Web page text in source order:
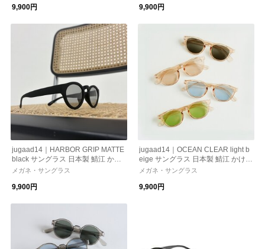
9,900円 9,900円
jugaad14｜HARBOR GRIP MATTE
black サングラス 日本製 鯖江 かけ
心地 ストレスフリー 機能性レン
フト
メガネ・サングラス
9,900円
jugaad14｜OCEAN CLEAR light b
eige サングラス 日本製 鯖江 かけ心
地 ストレスフリー 機能性レンズ
メガネ・サングラス
9,900円